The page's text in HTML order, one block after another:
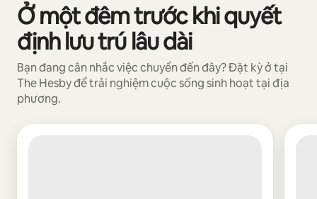
Ở một đêm trước khi quyết
định lưu trú lâu dài
Bạn đang cân nhắc việc chuyển đến đây? Đặt kỳ ở tại
The Hesby để trải nghiệm cuộc sống sinh hoạt tại địa
phương.
Đang hiển thị 0/0 mục